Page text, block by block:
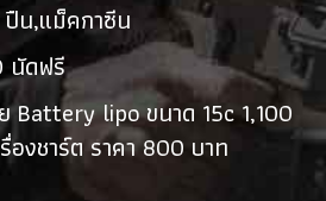
,แม็คกาซีน
นัดฟรี
Battery lipo ขนาด 15c 1,100
องชาร์ต ราคา 800 บาท